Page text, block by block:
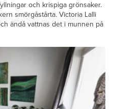
och krispiga grönsaker.
smörgåstårta. Victoria Lalli
ändå vattnas det i munnen på